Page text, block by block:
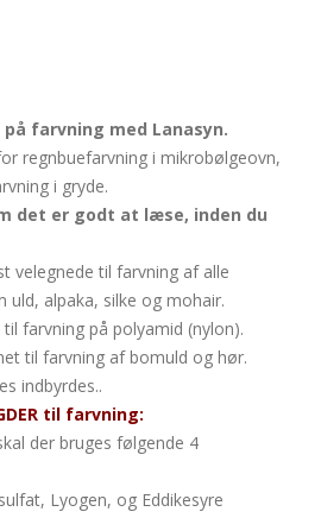
farvning med Lanasyn.
regnbuefarvning i mikrobølgeovn,
i gryde.
det er godt at læse, inden du
velegnede til farvning af alle
uld, alpaka, silke og mohair.
farvning på polyamid (nylon).
til farvning af bomuld og hør.
indbyrdes..
til farvning:
der bruges følgende 4
Lyogen, og Eddikesyre